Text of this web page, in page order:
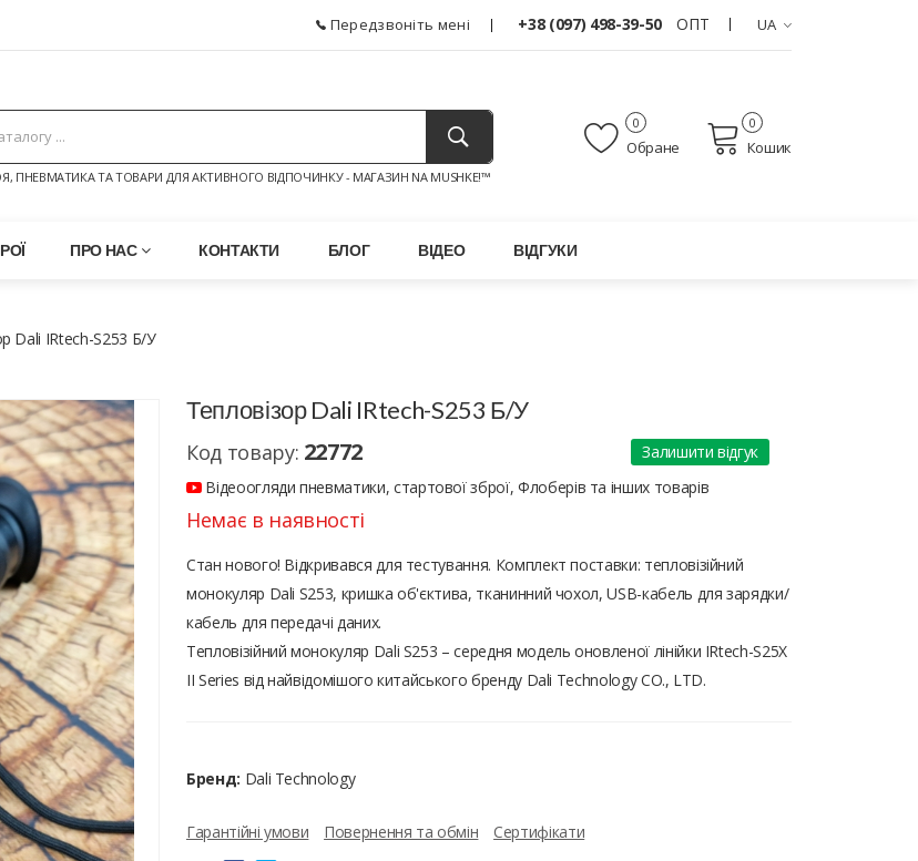
Передзвоніть мені +38 (097) 498-39-50 ОПТ UA
ПНЕВМАТИКА ТА ТОВАРИ ДЛЯ АКТИВНОГО ВІДПОЧИНКУ - МАГАЗИН NA MUSHKE!™
Обране
0
Кошик
0
ПРО НАС КОНТАКТИ БЛОГ ВІДЕО ВІДГУКИ
Dali IRtech-S253 Б/У
Тепловізор Dali IRtech-S253 Б/У
Код товару: 22772
Залишити відгук
Відеоогляди пневматики, стартової зброї, Флоберів та інших товарів
Немає в наявності
Стан нового! Відкривався для тестування. Комплект поставки: тепловізійний
монокуляр Dali S253, кришка об'єктива, тканинний чохол, USB-кабель для зарядки/
кабель для передачі даних.
Тепловізійний монокуляр Dali S253 – середня модель оновленої лінійки IRtech-S25X
II Series від найвідомішого китайського бренду Dali Technology CO., LTD.
Бренд: Dali Technology
Гарантійні умови Повернення та обмін
Сертифікати